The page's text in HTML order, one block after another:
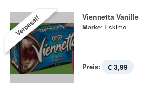
Verpasst! Viennetta Vanille
Marke: Eskimo
Preis: € 3,99